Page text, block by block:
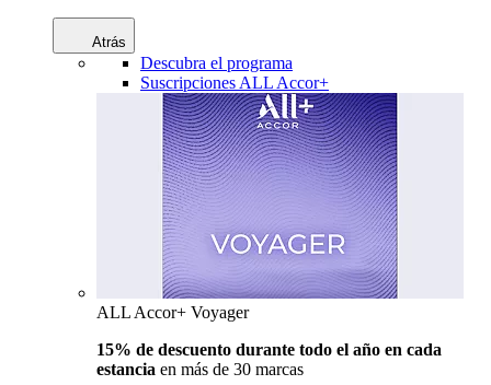
Atrás
Descubra el programa
Suscripciones ALL Accor+
ALL Accor+ Voyager
15% de descuento durante todo el año en cada
estancia en más de 30 marcas